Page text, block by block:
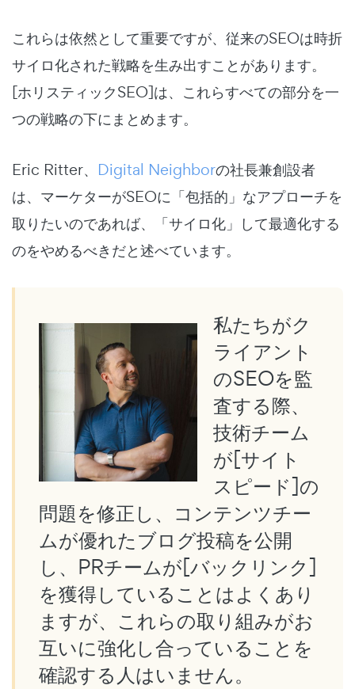
これらは依然として重要ですが、従来のSEOは時折
サイロ化された戦略を生み出すことがあります。
[ホリスティックSEO]は、これらすべての部分を一
つの戦略の下にまとめます。
Eric Ritter、 Digital Neighborの社長兼創設者
は、マーケターがSEOに「包括的」なアプローチを
取りたいのであれば、「サイロ化」して最適化する
のをやめるべきだと述べています。
私たちがク
ライアント
のSEOを監
査する際、
技術チーム
が[サイト
スピード]の
問題を修正し、コンテンツチー
ムが優れたブログ投稿を公開
し、PRチームが[バックリンク]
を獲得していることはよくあり
ますが、これらの取り組みがお
互いに強化し合っていることを
確認する人はいません。